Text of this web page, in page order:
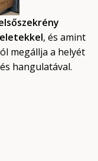
, és amint
megállja a helyét
hangulatával.